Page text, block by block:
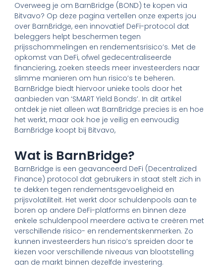
Overweeg je om BarnBridge (BOND) te kopen via
Bitvavo? Op deze pagina vertellen onze experts jou
over BarnBridge, een innovatief DeFi-protocol dat
beleggers helpt beschermen tegen
prijsschommelingen en rendementsrisico’s. Met de
opkomst van DeFi, ofwel gedecentraliseerde
financiering, zoeken steeds meer investeerders naar
slimme manieren om hun risico’s te beheren.
BarnBridge biedt hiervoor unieke tools door het
aanbieden van ‘SMART Yield Bonds’. In dit artikel
ontdek je niet alleen wat BarnBridge precies is en hoe
het werkt, maar ook hoe je veilig en eenvoudig
BarnBridge koopt bij Bitvavo,
Wat is BarnBridge?
BarnBridge is een geavanceerd DeFi (Decentralized
Finance) protocol dat gebruikers in staat stelt zich in
te dekken tegen rendementsgevoeligheid en
prijsvolatiliteit. Het werkt door schuldenpools aan te
boren op andere DeFi-platforms en binnen deze
enkele schuldenpool meerdere activa te creëren met
verschillende risico- en rendementskenmerken. Zo
kunnen investeerders hun risico’s spreiden door te
kiezen voor verschillende niveaus van blootstelling
aan de markt binnen dezelfde investering.